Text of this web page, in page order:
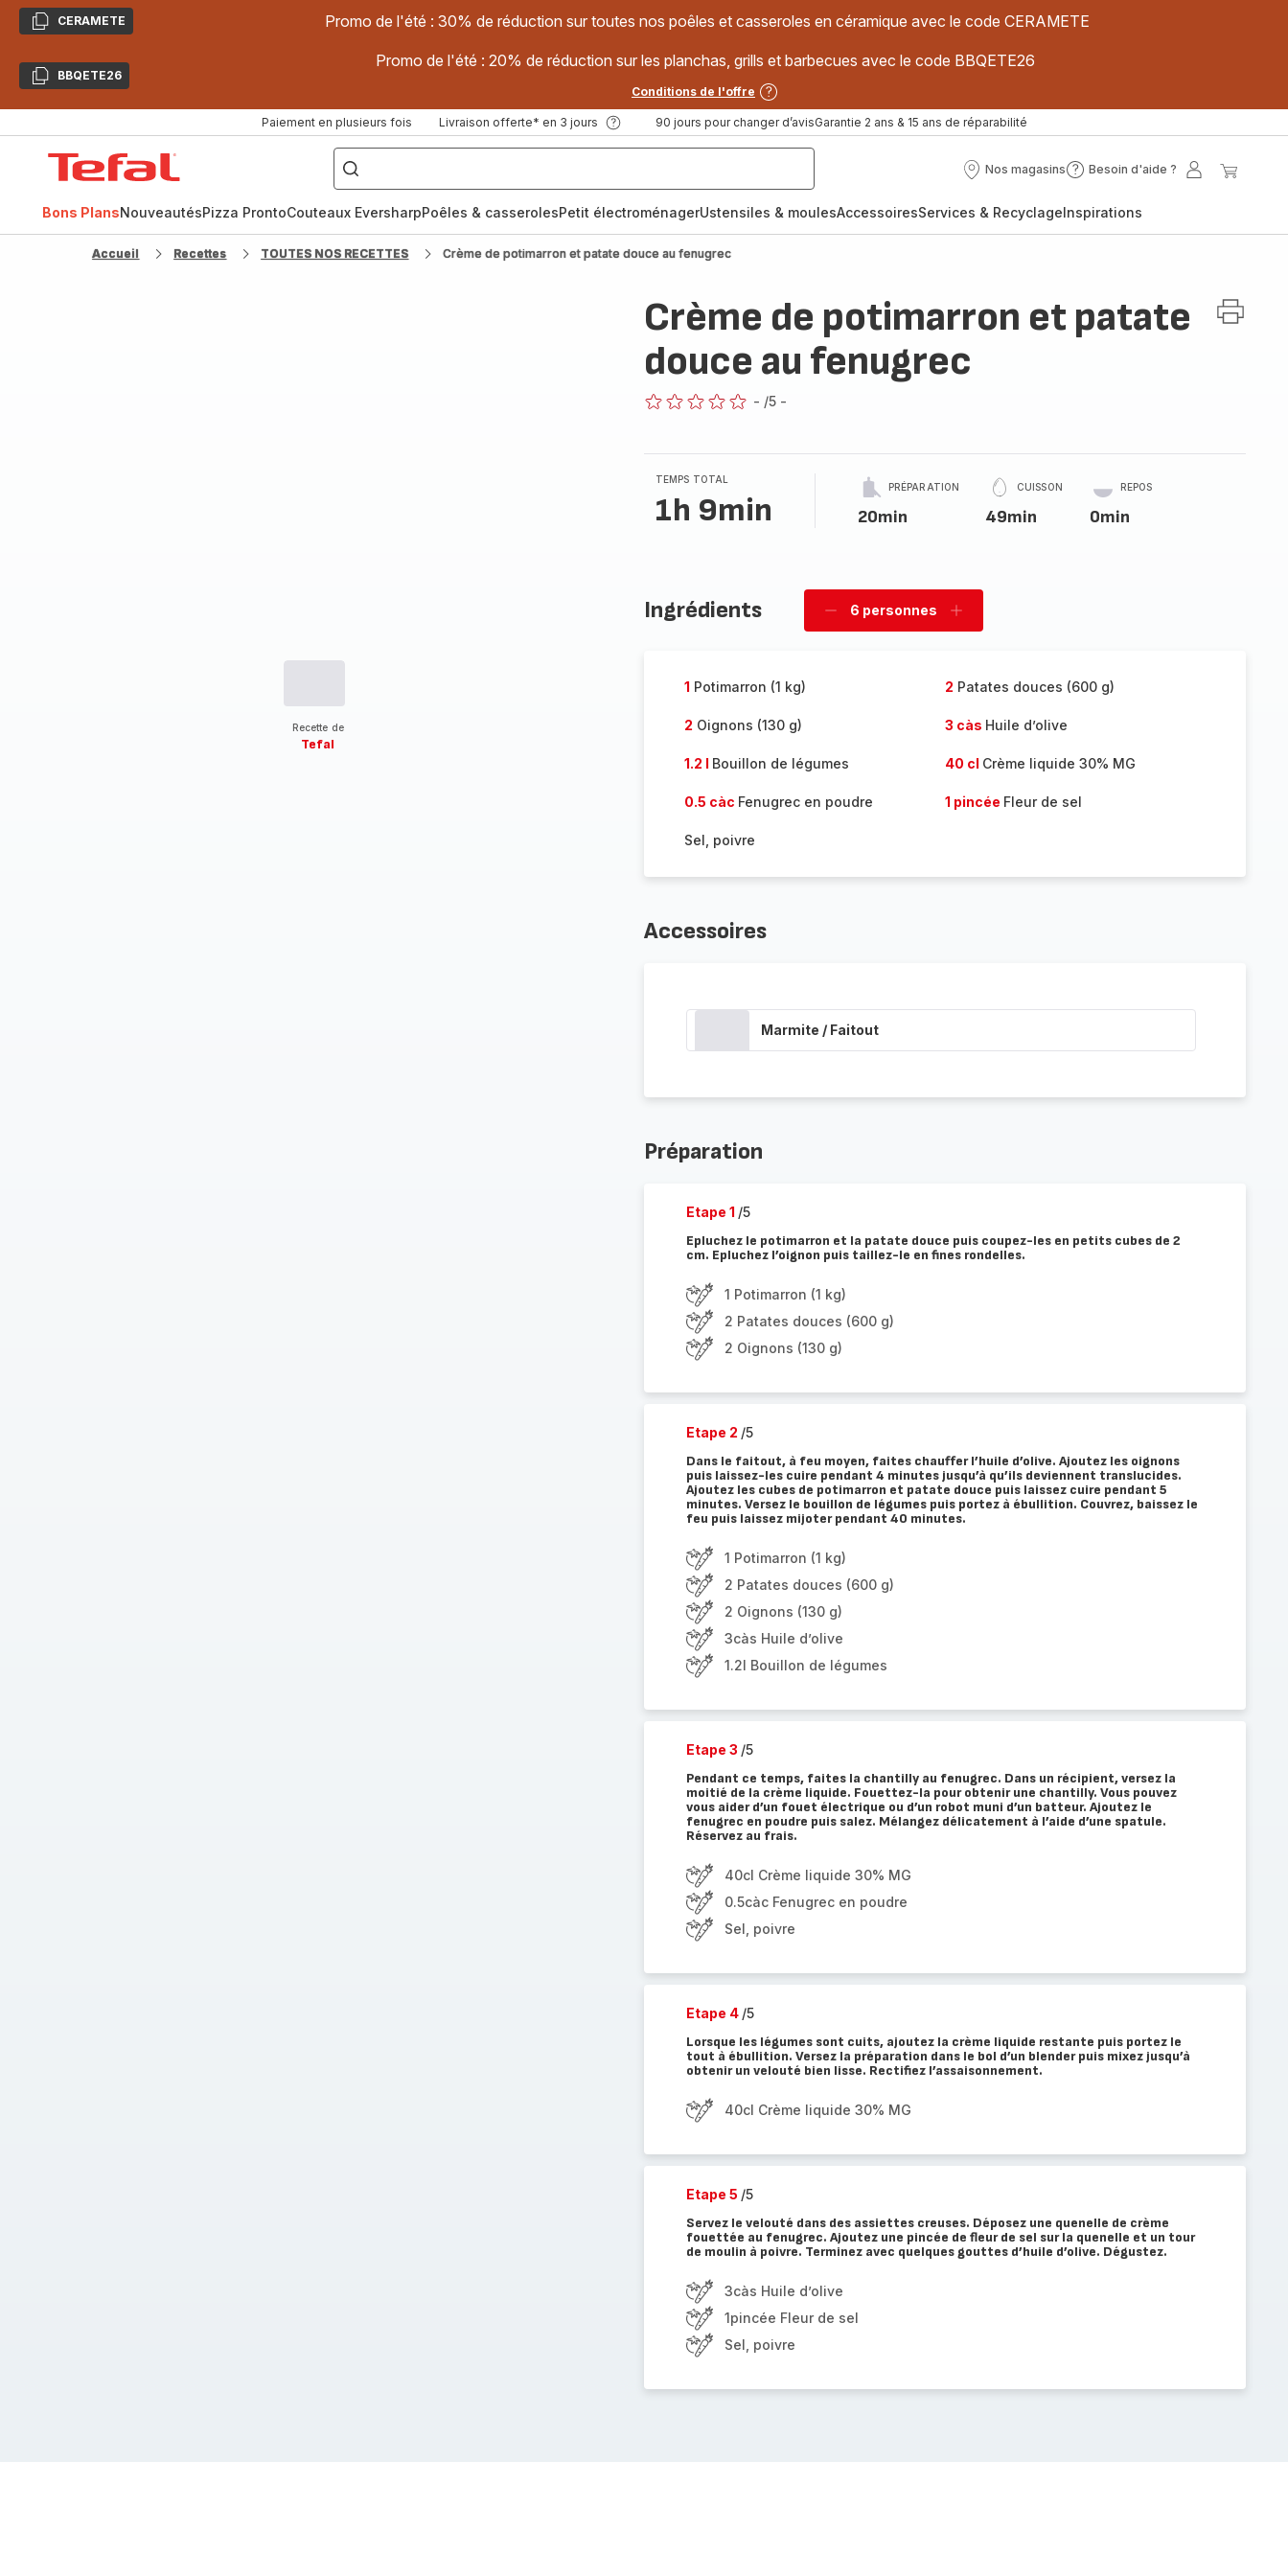
CopierCERAMETE Promo de l'été : 30% de réduction sur toutes nos poêles et casseroles en céramique avec le code CERAMETE
CopierBBQETE26
Promo de l'été : 20% de réduction sur les planchas, grills et barbecues avec le code BBQETE26
Conditions de l'offre
Paiement en plusieurs fois Livraison offerte* en 3 jours 90 jours pour changer d’avisGarantie 2 ans & 15 ans de réparabilité
["Poêles
inox,
Cake
Factory,
Nos magasins
Nos
Besoin d'aide ?
Besoin
?
Mon
Bons PlansNouveautésPizza ProntoCouteaux EversharpPoêles & casserolesPetit électroménagerUstensiles & moulesAccessoiresServices & RecyclageInspirations
Accueil Recettes TOUTES NOS RECETTES Crème de potimarron et patate douce au fenugrec
Recette de
Tefal
Crème de potimarron et patate
douce au fenugrec
- /5 -
TEMPS TOTAL
1h 9min
PRÉPARATION
20min
CUISSON
49min
REPOS
0min
Ingrédients
Supprimer
6 personnes
Ajouter
1 Potimarron (1 kg) 2 Patates douces (600 g)
2 Oignons (130 g) 3 càs Huile d’olive
1.2 l Bouillon de légumes 40 cl Crème liquide 30% MG
0.5 càc Fenugrec en poudre 1 pincée Fleur de sel
Sel, poivre
Accessoires
Marmite / Faitout
Préparation
Etape 1 /5
Epluchez le potimarron et la patate douce puis coupez-les en petits cubes de 2
cm. Epluchez l’oignon puis taillez-le en fines rondelles.
1 Potimarron (1 kg)
2 Patates douces (600 g)
2 Oignons (130 g)
Etape 2 /5
Dans le faitout, à feu moyen, faites chauffer l’huile d’olive. Ajoutez les oignons
puis laissez-les cuire pendant 4 minutes jusqu’à qu’ils deviennent translucides.
Ajoutez les cubes de potimarron et patate douce puis laissez cuire pendant 5
minutes. Versez le bouillon de légumes puis portez à ébullition. Couvrez, baissez le
feu puis laissez mijoter pendant 40 minutes.
1 Potimarron (1 kg)
2 Patates douces (600 g)
2 Oignons (130 g)
3càs Huile d’olive
1.2l Bouillon de légumes
Etape 3 /5
Pendant ce temps, faites la chantilly au fenugrec. Dans un récipient, versez la
moitié de la crème liquide. Fouettez-la pour obtenir une chantilly. Vous pouvez
vous aider d’un fouet électrique ou d’un robot muni d’un batteur. Ajoutez le
fenugrec en poudre puis salez. Mélangez délicatement à l’aide d’une spatule.
Réservez au frais.
40cl Crème liquide 30% MG
0.5càc Fenugrec en poudre
Sel, poivre
Etape 4 /5
Lorsque les légumes sont cuits, ajoutez la crème liquide restante puis portez le
tout à ébullition. Versez la préparation dans le bol d’un blender puis mixez jusqu’à
obtenir un velouté bien lisse. Rectifiez l’assaisonnement.
40cl Crème liquide 30% MG
Etape 5 /5
Servez le velouté dans des assiettes creuses. Déposez une quenelle de crème
fouettée au fenugrec. Ajoutez une pincée de fleur de sel sur la quenelle et un tour
de moulin à poivre. Terminez avec quelques gouttes d’huile d’olive. Dégustez.
3càs Huile d’olive
1pincée Fleur de sel
Sel, poivre